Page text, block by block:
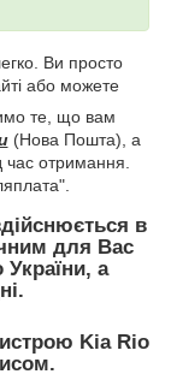
Ви просто
або можете
те, що вам
(Нова Пошта), а
час отримання.
в
для Вас
України, а
Kia Rio